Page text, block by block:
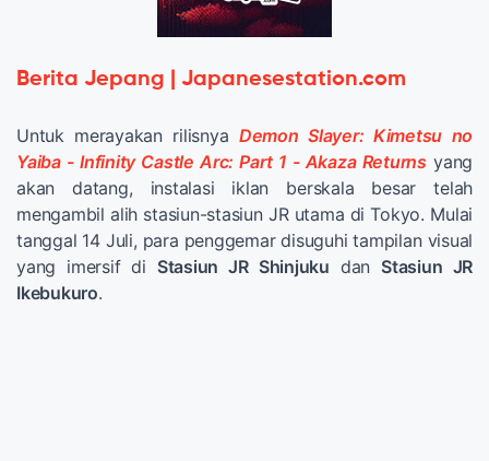
Berita Jepang | Japanesestation.com
Untuk merayakan rilisnya Demon Slayer: Kimetsu no
Yaiba - Infinity Castle Arc: Part 1 - Akaza Returnsyang
akan datang, instalasi iklan berskala besar telah
mengambil alih stasiun-stasiun JR utama di Tokyo. Mulai
tanggal 14 Juli, para penggemar disuguhi tampilan visual
yang imersif di Stasiun JR Shinjuku dan Stasiun JR
Ikebukuro.